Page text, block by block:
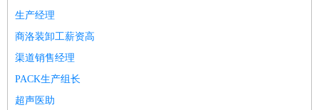
生产经理
商洛装卸工薪资高
渠道销售经理
PACK生产组长
超声医助